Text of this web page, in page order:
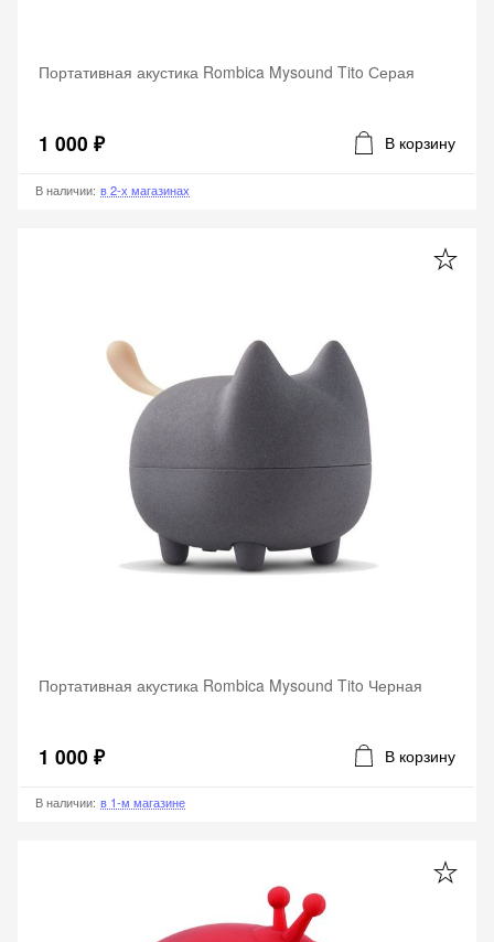
Портативная акустика Rombica Mysound Tito Серая
1 000 ₽ В корзину
В наличии: в 2-х магазинах
Портативная акустика Rombica Mysound Tito Черная
1 000 ₽ В корзину
В наличии: в 1-м магазине